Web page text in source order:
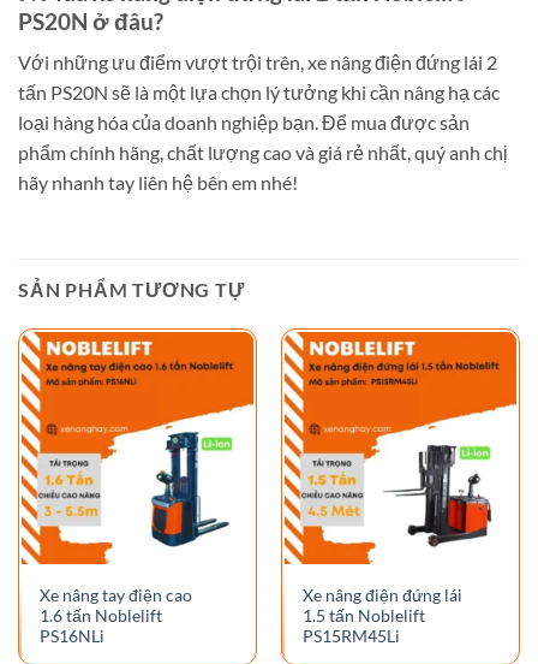
PS20N ở đâu?
Với những ưu điểm vượt trội trên, xe nâng điện đứng lái 2
tấn PS20N sẽ là một lựa chọn lý tưởng khi cần nâng hạ các
loại hàng hóa của doanh nghiệp bạn. Để mua được sản
phẩm chính hãng, chất lượng cao và giá rẻ nhất, quý anh chị
hãy nhanh tay liên hệ bên em nhé!
SẢN PHẨM TƯƠNG TỰ
Xe nâng tay điện cao
1.6 tấn Noblelift
PS16NLi
Xe nâng điện đứng lái
1.5 tấn Noblelift
PS15RM45Li